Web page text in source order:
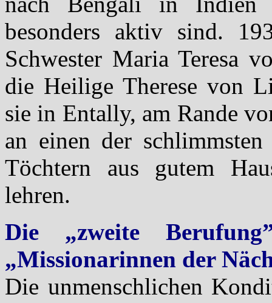
besonders aktiv sind.
Schwester Maria Teresa
die Heilige Therese von
sie in Entally, am Rande
an einen der
Töchtern aus gutem
lehren.
Die „zweite
„Missionarinnen der
Die unmenschlichen